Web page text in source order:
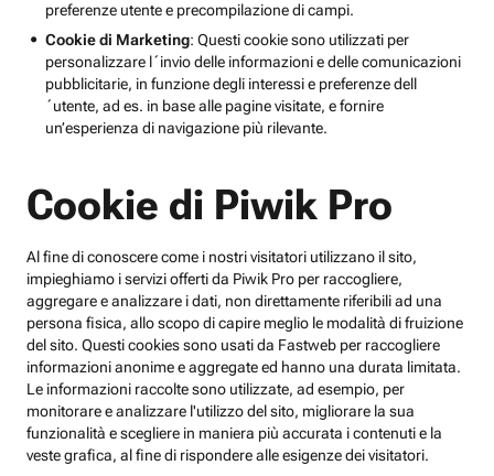
preferenze utente e precompilazione di campi.
Cookie di Marketing: Questi cookie sono utilizzati per
personalizzare l´invio delle informazioni e delle comunicazioni
pubblicitarie, in funzione degli interessi e preferenze dell
´utente, ad es. in base alle pagine visitate, e fornire
un’esperienza di navigazione più rilevante.
Cookie di Piwik Pro
Al fine di conoscere come i nostri visitatori utilizzano il sito,
impieghiamo i servizi offerti da Piwik Pro per raccogliere,
aggregare e analizzare i dati, non direttamente riferibili ad una
persona fisica, allo scopo di capire meglio le modalità di fruizione
del sito. Questi cookies sono usati da Fastweb per raccogliere
informazioni anonime e aggregate ed hanno una durata limitata.
Le informazioni raccolte sono utilizzate, ad esempio, per
monitorare e analizzare l'utilizzo del sito, migliorare la sua
funzionalità e scegliere in maniera più accurata i contenuti e la
veste grafica, al fine di rispondere alle esigenze dei visitatori.